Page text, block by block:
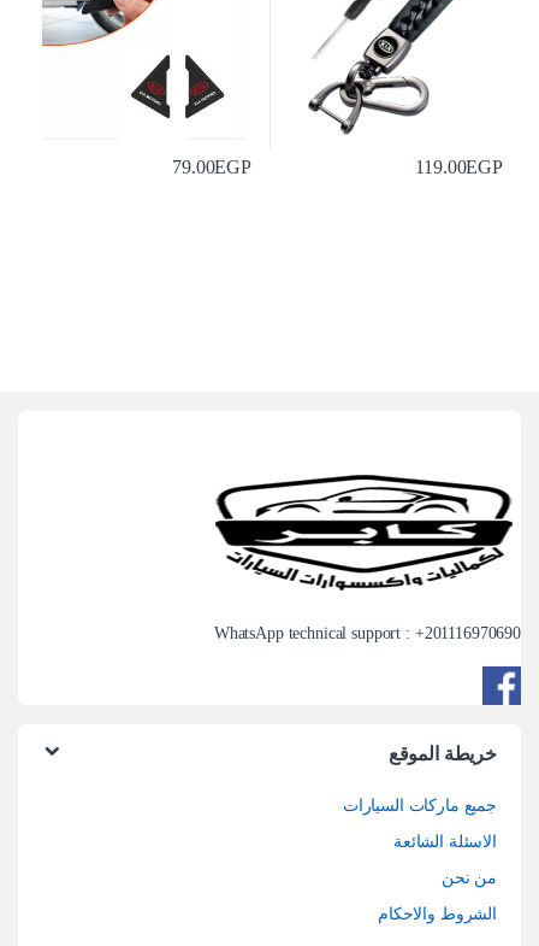
119.00EGP
79.00EGP
WhatsApp technical support : +201116970690
خريطة الموقع
جميع ماركات السيارات
الاسئلة الشائعة
من نحن
الشروط والاحكام